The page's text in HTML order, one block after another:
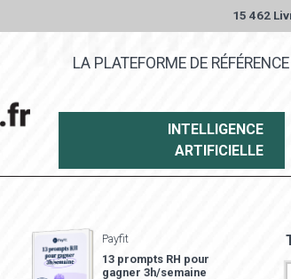
15 462
LA PLATEFORME DE
INTELLIGENCE
ARTIFICIELLE
Payfit
13 prompts RH pour
gagner 3h/semaine